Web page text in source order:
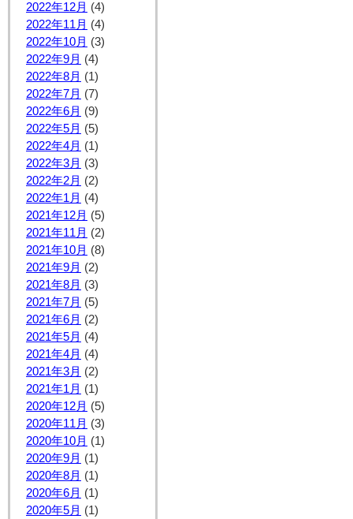
2022年12月 (4)
2022年11月 (4)
2022年10月 (3)
2022年9月 (4)
2022年8月 (1)
2022年7月 (7)
2022年6月 (9)
2022年5月 (5)
2022年4月 (1)
2022年3月 (3)
2022年2月 (2)
2022年1月 (4)
2021年12月 (5)
2021年11月 (2)
2021年10月 (8)
2021年9月 (2)
2021年8月 (3)
2021年7月 (5)
2021年6月 (2)
2021年5月 (4)
2021年4月 (4)
2021年3月 (2)
2021年1月 (1)
2020年12月 (5)
2020年11月 (3)
2020年10月 (1)
2020年9月 (1)
2020年8月 (1)
2020年6月 (1)
2020年5月 (1)